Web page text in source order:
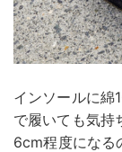
インソールに綿
で履いても気持
6cm程度になる